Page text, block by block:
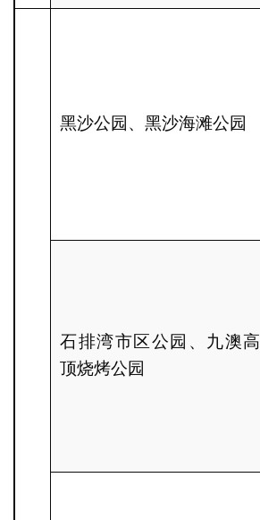
黑沙公园、黑沙海滩公园
石排湾市区公园、九澳高
顶烧烤公园